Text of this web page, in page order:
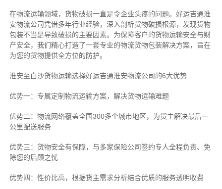
在物流运输领域，货物破损一直是令企业头疼的问题。好运吉通淮
安物流公司凭借多年行业经验，深入剖析货物破损根源，发现货物
包装不当是导致破损的主要因素。为保障客户的货物运输安全与财
产安全，我们精心打造了一套专业的物流货物包装解决方案，旨在
为您的货物提供全方位的防护。
淮安至白沙货物运输选择好运吉通淮安物流公司的6大优势
优势一：专属定制物流运输方案，解决货物运输难题
优势二：物流网络覆盖全国300多个城市地区，为货主解决最后一
公里配送服务
优势三：货物安全有保障，与多家保险公司签约专人全程负责、免
除您的后顾之忧
优势四：性价比高，根据货主需求分析结合优质的服务透明收费